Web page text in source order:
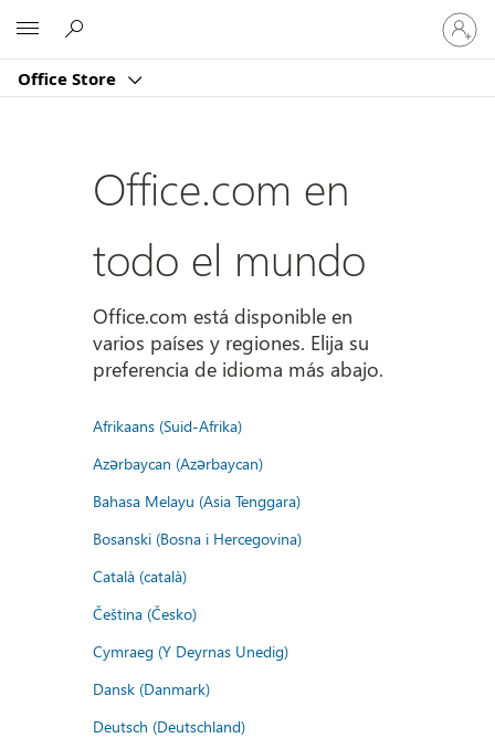
Office Store
Iniciar
sesión
en
cuenta
Office.com en
todo el mundo
Office.com está disponible en
varios países y regiones. Elija su
preferencia de idioma más abajo.
Afrikaans (Suid-Afrika)
Azərbaycan (Azərbaycan)
Bahasa Melayu (Asia Tenggara)
Bosanski (Bosna i Hercegovina)
Català (català)
Čeština (Česko)
Cymraeg (Y Deyrnas Unedig)
Dansk (Danmark)
Deutsch (Deutschland)